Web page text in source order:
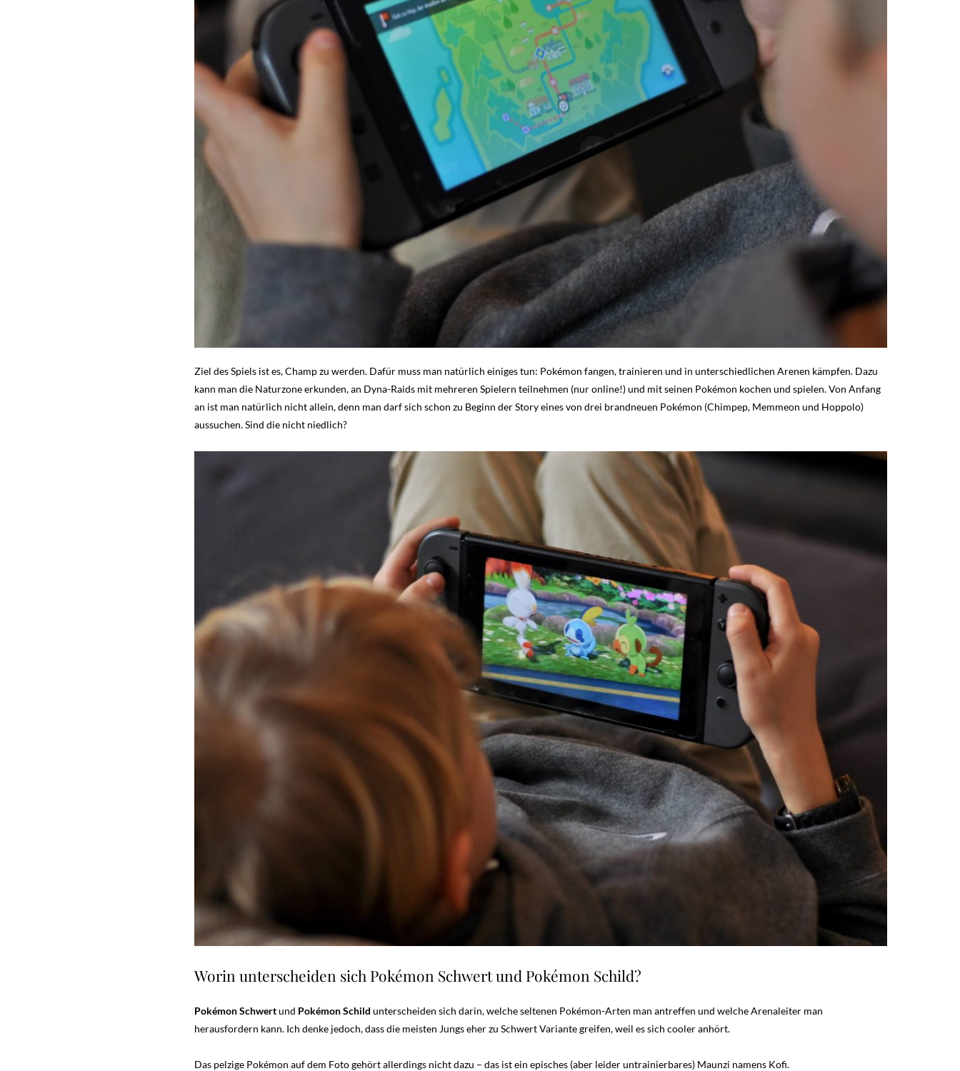
Ziel des Spiels ist es, Champ zu werden. Dafür muss man natürlich einiges tun: Pokémon fangen, trainieren und in unterschiedlichen Arenen kämpfen. Dazu
kann man die Naturzone erkunden, an Dyna-Raids mit mehreren Spielern teilnehmen (nur online!) und mit seinen Pokémon kochen und spielen. Von Anfang
an ist man natürlich nicht allein, denn man darf sich schon zu Beginn der Story eines von drei brandneuen Pokémon (Chimpep, Memmeon und Hoppolo)
aussuchen. Sind die nicht niedlich?
Worin unterscheiden sich Pokémon Schwert und Pokémon Schild?
Pokémon Schwertund Pokémon Schild unterscheiden sich darin, welche seltenen Pokémon-Arten man antreffen und welche Arenaleiter man
herausfordern kann. Ich denke jedoch, dass die meisten Jungs eher zu Schwert Variante greifen, weil es sich cooler anhört.
Das pelzige Pokémon auf dem Foto gehört allerdings nicht dazu – das ist ein episches (aber leider untrainierbares) Maunzi namens Kofi.